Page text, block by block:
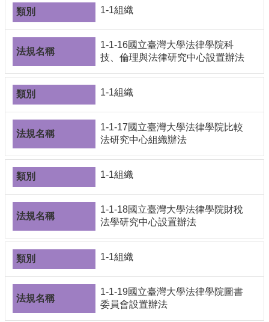
1-1組織
1-1-16國立臺灣大學法律學院科
技、倫理與法律研究中心設置辦法
1-1組織
1-1-17國立臺灣大學法律學院比較
法研究中心組織辦法
1-1組織
1-1-18國立臺灣大學法律學院財稅
法學研究中心設置辦法
1-1組織
1-1-19國立臺灣大學法律學院圖書
委員會設置辦法